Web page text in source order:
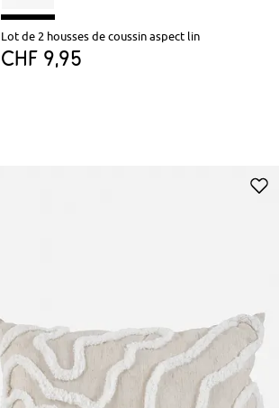
Lot de 2 housses de coussin aspect lin
CHF 9,95